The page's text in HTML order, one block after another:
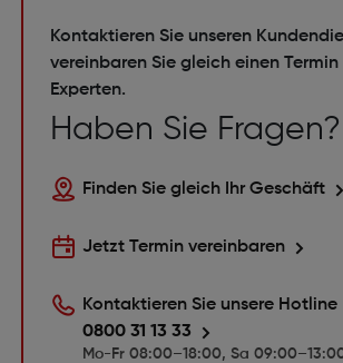
Kontaktieren Sie unseren
vereinbaren Sie gleich einen
Experten.
Haben Sie Fragen?
Finden Sie gleich Ihr Geschäft
Jetzt Termin vereinbaren
Kontaktieren Sie unsere Hotline
0800 31 13 33
Mo-Fr 08:00–18:00, Sa